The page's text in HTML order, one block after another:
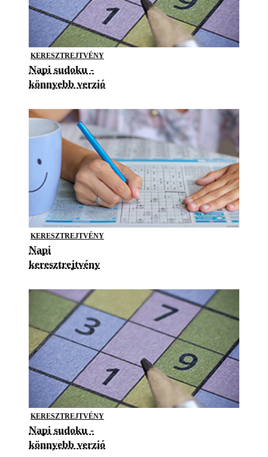
KERESZTREJTVÉNY
Napi sudoku -
könnyebb verzió
KERESZTREJTVÉNY
Napi
keresztrejtvény
KERESZTREJTVÉNY
Napi sudoku -
könnyebb verzió